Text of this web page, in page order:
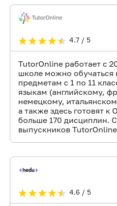
4.7 / 5
TutorOnline работает с
школе можно
предметам с 1 по 11
языкам (английскому,
немецкому,
а также здесь готовят к
больше 170 дисциплин.
выпускников
4.6 / 5